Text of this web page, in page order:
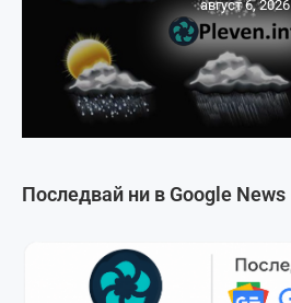
Последвай ни в Google News
август 6, 2026